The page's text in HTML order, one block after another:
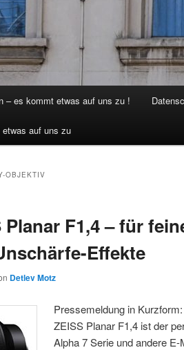
– es kommt etwas auf uns zu !
etwas auf uns zu
OBJEKTIV
Planar F1,4 – für
Effekte
Detlev Motz
Pressemeldung in
ZEISS Planar F1,4 ist der
Alpha 7 Serie und andere